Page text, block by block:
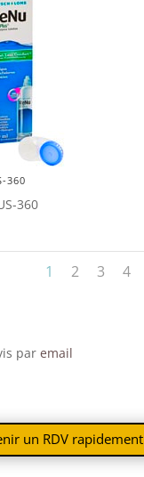
360
360
1 2 3 4
par email
un RDV rapidement